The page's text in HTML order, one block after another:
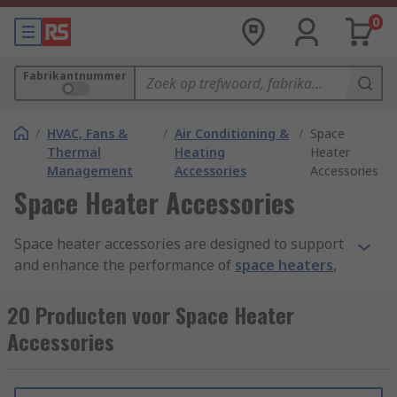
0
Fabrikantnummer
/ HVAC, Fans &
Thermal
Management
/ Air Conditioning &
Heating
Accessories
/ Space
Heater
Accessories
Space Heater Accessories
Space heater accessories are designed to support
and enhance the performance of space heaters,
area.
How do space heater accessories work?
Some space heater accessories can be integrated
20 Producten voor Space Heater
Accessories